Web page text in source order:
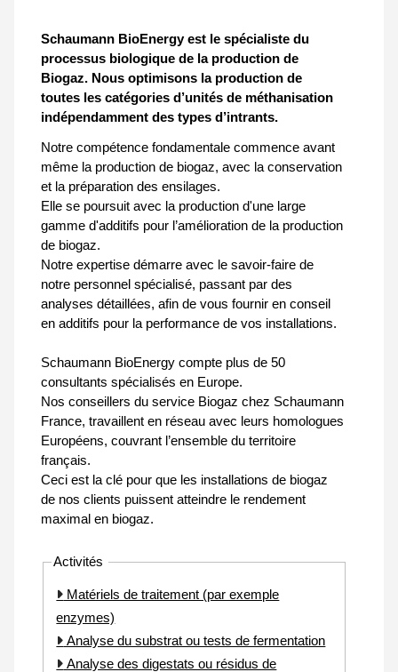
Schaumann BioEnergy est le spécialiste du
processus biologique de la production de
Biogaz. Nous optimisons la production de
toutes les catégories d’unités de méthanisation
indépendamment des types d’intrants.
Notre compétence fondamentale commence avant
même la production de biogaz, avec la conservation
et la préparation des ensilages.
Elle se poursuit avec la production d'une large
gamme d'additifs pour l’amélioration de la production
de biogaz.
Notre expertise démarre avec le savoir-faire de
notre personnel spécialisé, passant par des
analyses détaillées, afin de vous fournir en conseil
en additifs pour la performance de vos installations.
Schaumann BioEnergy compte plus de 50
consultants spécialisés en Europe.
Nos conseillers du service Biogaz chez Schaumann
France, travaillent en réseau avec leurs homologues
Européens, couvrant l’ensemble du territoire
français.
Ceci est la clé pour que les installations de biogaz
de nos clients puissent atteindre le rendement
maximal en biogaz.
Activités
Matériels de traitement (par exemple
enzymes)
Analyse du substrat ou tests de fermentation
Analyse des digestats ou résidus de